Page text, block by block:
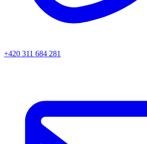
+420 311 684 281